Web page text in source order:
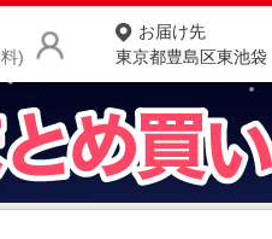
)
お届け先
東京都豊島区東池袋
商品をさがす